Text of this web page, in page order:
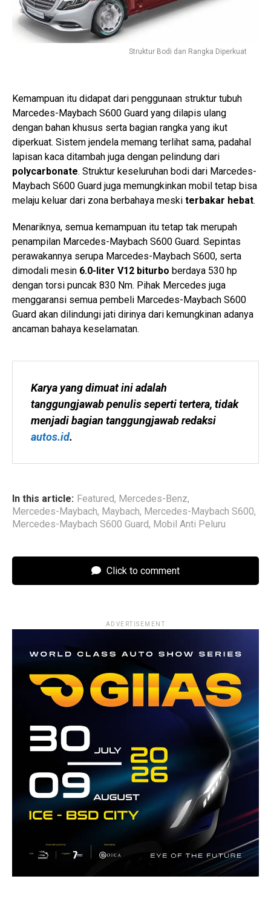
Struktur Bodi dan Rangka Diperkuat
Kemampuan itu didapat dari penggunaan struktur tubuh
Marcedes-Maybach S600 Guard yang dilapis ulang
dengan bahan khusus serta bagian rangka yang ikut
diperkuat. Sistem jendela memang terlihat sama, padahal
lapisan kaca ditambah juga dengan pelindung dari
polycarbonate. Struktur keseluruhan bodi dari Marcedes-
Maybach S600 Guard juga memungkinkan mobil tetap bisa
melaju keluar dari zona berbahaya meski terbakar hebat.
Menariknya, semua kemampuan itu tetap tak merupah
penampilan Marcedes-Maybach S600 Guard. Sepintas
perawakannya serupa Marcedes-Maybach S600, serta
dimodali mesin 6.0-liter V12 biturbo berdaya 530 hp
dengan torsi puncak 830 Nm. Pihak Mercedes juga
menggaransi semua pembeli Marcedes-Maybach S600
Guard akan dilindungi jati dirinya dari kemungkinan adanya
ancaman bahaya keselamatan.
Karya yang dimuat ini adalah
tanggungjawab penulis seperti tertera, tidak
autos.id.
In this article: Featured, Mercedes-Benz,
Mercedes-Maybach, Maybach, Mercedes-Maybach S600,
Mercedes-Maybach S600 Guard, Mobil Anti Peluru
Click to comment
ADVERTISEMENT